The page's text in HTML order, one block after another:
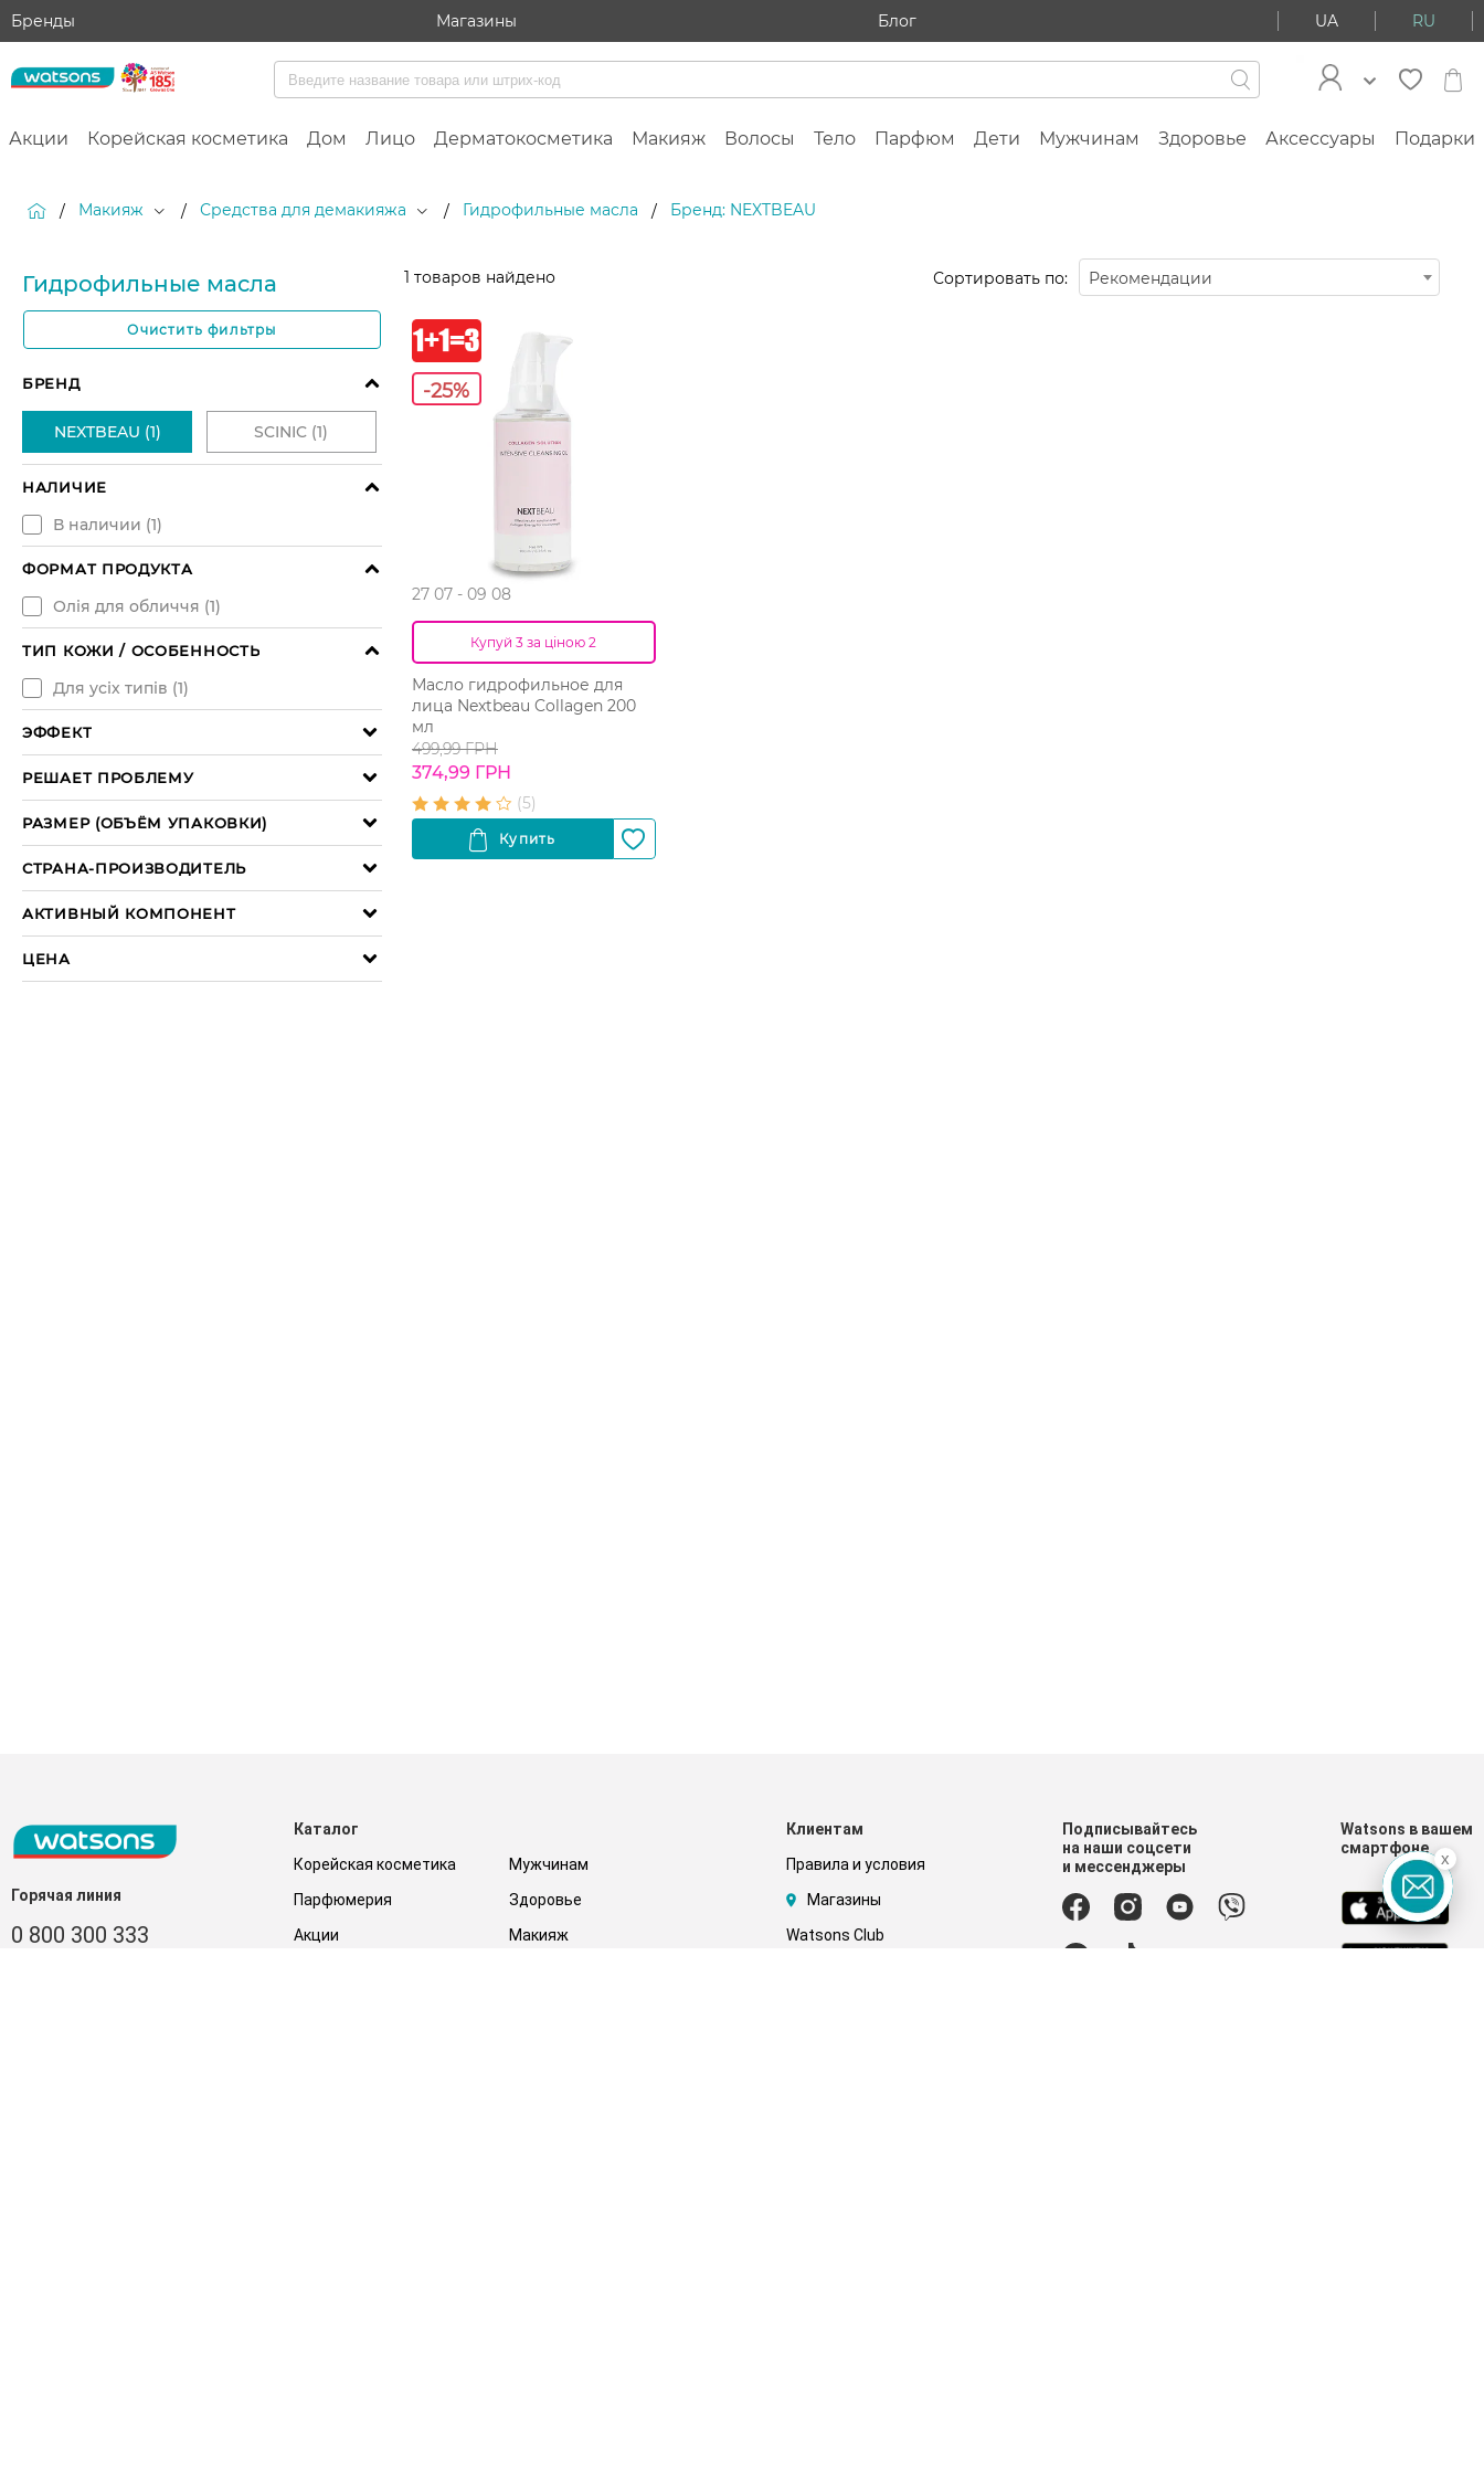
Бренды Магазины Блог UA RU
Акции Корейская косметика Дом Лицо Дерматокосметика Макияж Волосы Тело Парфюм Дети Мужчинам Здоровье Аксессуары Подарки
/ Макияж / Средства для демакияжа / Гидрофильные масла / Бренд: NEXTBEAU
Гидрофильные масла
Очистить фильтры
1 товаров найдено Сортировать по: Рекомендации
-25%
27 07 - 09 08
Купуй 3 за ціною 2
Масло гидрофильное для
лица Nextbeau Collagen 200
мл
499,99 ГРН
374,99 ГРН
Горячая линия
0 800 300 333
Каталог
Корейская косметика
Мужчинам
Парфюмерия
Здоровье
Акции
Макияж
Клиентам
Правила и условия
Магазины
Watsons Club
Подписывайтесь
на наши соцсети
и мессенджеры
Watsons в вашем
смартфоне
x